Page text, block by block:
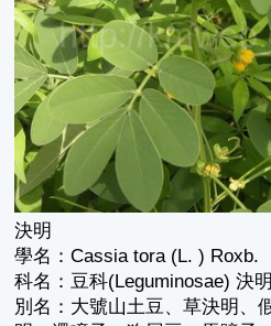
決明
學名：Cassia tora (L. ) Roxb.
科名：豆科(Leguminosae) 決
別名：大號山土豆、草決明、